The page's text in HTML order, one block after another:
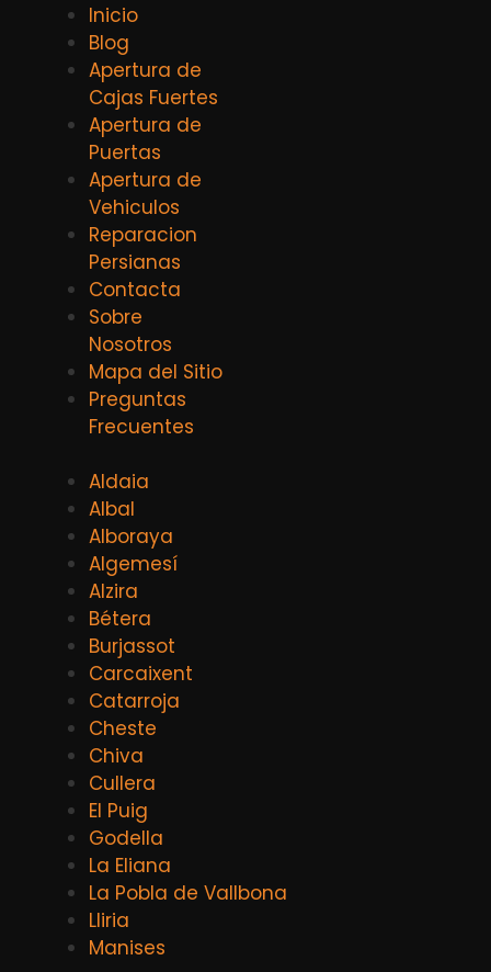
Inicio
Blog
Apertura de
Cajas Fuertes
Apertura de
Puertas
Apertura de
Vehiculos
Reparacion
Persianas
Contacta
Sobre
Nosotros
Mapa del Sitio
Preguntas
Frecuentes
Aldaia
Albal
Alboraya
Algemesí
Alzira
Bétera
Burjassot
Carcaixent
Catarroja
Cheste
Chiva
Cullera
El Puig
Godella
La Eliana
La Pobla de Vallbona
Lliria
Manises